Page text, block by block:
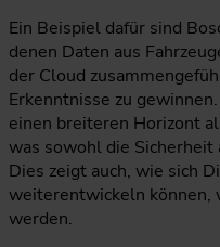
Ein Beispiel dafür sind
denen Daten aus
der Cloud
Erkenntnisse zu
einen breiteren Horizont
was sowohl die
Dies zeigt auch, wie sich
weiterentwickeln können,
werden.